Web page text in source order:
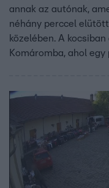
annak az autónak,
néhány perccel
közelében. A
Komáromba, ahol
hogy sétált valaki az